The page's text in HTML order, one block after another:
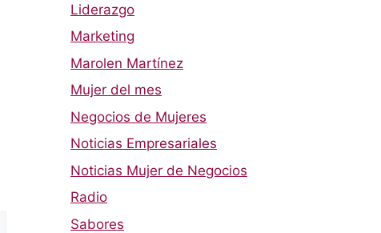
Liderazgo
Marketing
Marolen Martínez
Mujer del mes
Negocios de Mujeres
Noticias Empresariales
Noticias Mujer de Negocios
Radio
Sabores